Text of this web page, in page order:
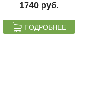
1740
ПОДРОБНЕЕ